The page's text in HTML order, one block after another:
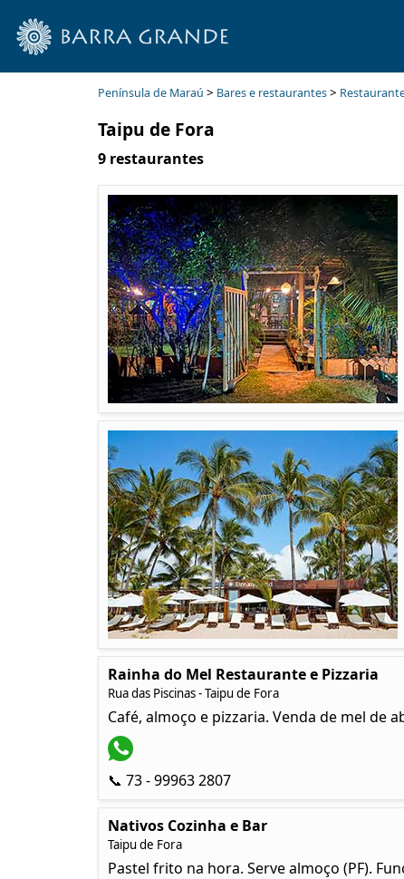
Península de Maraú > Bares e restaurantes>
Taipu de Fora
9 restaurantes
Rainha do Mel Restaurante e Pizzaria
Rua das Piscinas - Taipu de Fora
Café, almoço e pizzaria. Venda de mel de
📞 73 - 99963 2807
Nativos Cozinha e Bar
Taipu de Fora
Pastel frito na hora. Serve almoço (PF).